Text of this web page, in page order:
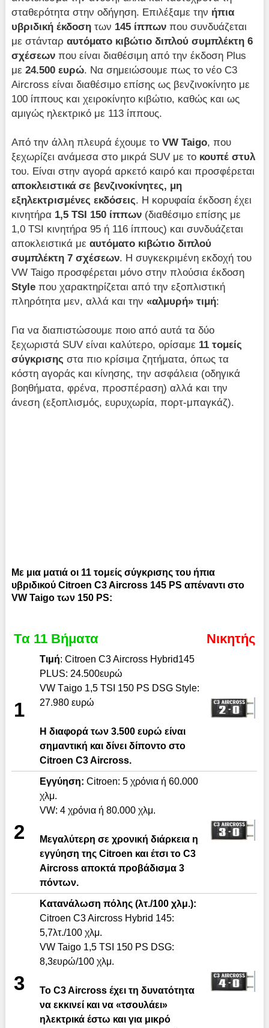
σταθερότητα στην οδήγηση. Επιλέξαμε την ήπια
υβριδική έκδοσητων 145 ίππωνπου συνδυάζεται
με στάνταραυτόματο κιβώτιο διπλού συμπλέκτη 6
σχέσεων που είναι διαθέσιμη από την έκδοση Plus
με24.500 ευρώ. Nα σημειώσουμε πως το νέο C3
Aircross είναι διαθέσιμο επίσης ως βενζινοκίνητο με
100 ίππους και χειροκίνητο κιβώτιο, καθώς και ως
αμιγώς ηλεκτρικό με 113 ίππους.
Από την άλλη πλευρά έχουμε τοVW Taigo, που
ξεχωρίζει ανάμεσα στο μικρά SUV με το κουπέ στυλ
του. Είναι στην αγορά αρκετό καιρό και προσφέρεται
αποκλειστικά σε βενζινοκίνητες, μη
εξηλεκτρισμένες εκδόσεις. Η κορυφαία έκδοση έχει
κινητήρα 1,5TSI 150 ίππων (διαθέσιμο επίσης με
1,0 ΤSI κινητήρα 95 ή 116 ίππους) και συνδυάζεται
αποκλειστικά μεαυτόματο κιβώτιο διπλού
συμπλέκτη 7 σχέσεων. Η συγκεκριμένη εκδοχή του
VW Taigo προσφέρεται μόνο στην πλούσια έκδοση
Style που χαρακτηρίζεται από την εξοπλιστική
πληρότητα μεν, αλλά και την«αλμυρή» τιμή:
Για να διαπιστώσουμε ποιο από αυτά τα δύο
ξεχωριστά SUV είναι καλύτερο, ορίσαμε 11 τομείς
σύγκρισης στα πιο κρίσιμα ζητήματα, όπως τα
κόστη αγοράς και κίνησης, την ασφάλεια (οδηγικά
βοηθήματα, φρένα, προσπέραση) αλλά και την
άνεση (εξοπλισμός, ευρυχωρία, πορτ-μπαγκάζ).
Με μια ματιά οι 11 τομείς σύγκρισης του ήπια
υβριδικού Citroen C3 Aircross 145 PS απέναντι στο
VW Taigo των 150 PS:
Tα 11 Βήματα Νικητής
1
Τιμή: Citroen C3 Aircross Hybrid145
PLUS: 24.500ευρώ
VW Τaigo 1,5 TSI 150 PS DSG Style:
27.980 ευρώ
Η διαφορά των 3.500 ευρώ είναι
σημαντική και δίνει δίποντο στο
Citroen C3 Aircross.
2
Εγγύηση: Citroen: 5 χρόνια ή 60.000
χλμ.
VW: 4 χρόνια ή 80.000 χλμ.
Μεγαλύτερη σε χρονική διάρκεια η
εγγύηση της Citroen και έτσι τo C3
Aircross αποκτά προβάδισμα 3
πόντων.
3
Κατανάλωση πόλης (λτ./100 χλμ.):
Citroen C3 Aircross Hybrid 145:
5,7λτ./100 χλμ.
VW Taigo 1,5 TSI 150 PS DSG:
8,3ευρώ/100 χλμ.
Το C3 Aircross έχει τη δυνατότητα
να εκκινεί και να «τσουλάει»
ηλεκτρικά έστω και για μικρό